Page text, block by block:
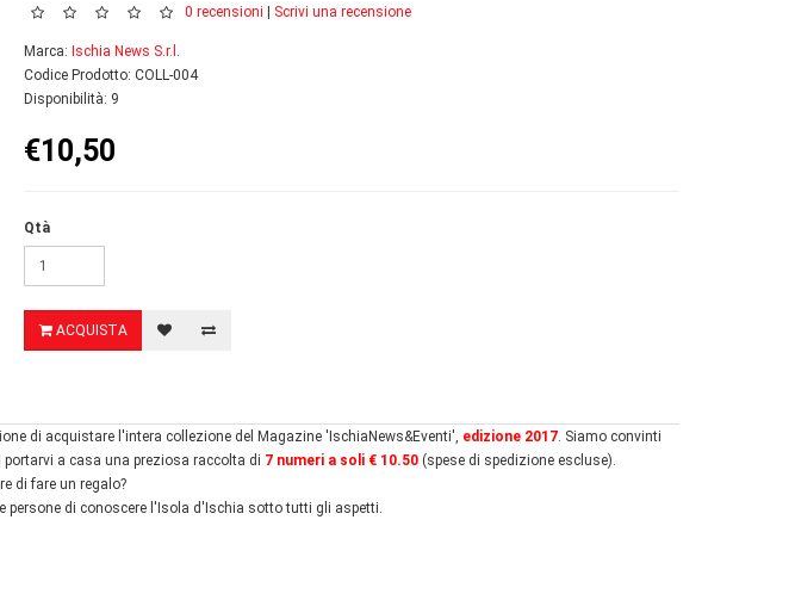
0 recensioni Scrivi una recensione
Marca: Ischia News S.r.l.
Codice Prodotto: COLL-004
Disponibilità: 9
€10,50
Qtà
ACQUISTA
di acquistare l'intera collezione del Magazine 'IschiaNews&Eventi', edizione 2017. Siamo convinti
a casa una preziosa raccolta di 7 numeri a soli € 10.50 (spese di spedizione escluse).
di fare un regalo?
persone di conoscere l'Isola d'Ischia sotto tutti gli aspetti.